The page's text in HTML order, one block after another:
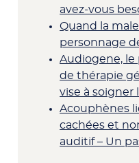
avez-vous
Quand la
personnage
Audiogene, le
de thérapie
vise à soigner
Acouphènes
cachées et
auditif – Un